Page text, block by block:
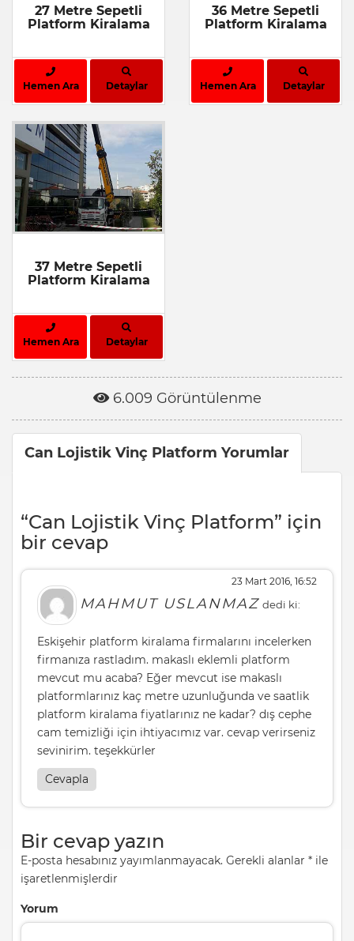
27 Metre Sepetli
Platform Kiralama
Hemen Ara Detaylar
36 Metre Sepetli
Platform Kiralama
Hemen Ara Detaylar
37 Metre Sepetli
Platform Kiralama
Hemen Ara Detaylar
6.009 Görüntülenme
Can Lojistik Vinç Platform Yorumlar
“Can Lojistik Vinç Platform” için
bir cevap
MAHMUT USLANMAZ dedi ki:
23 Mart 2016, 16:52
Eskişehir platform kiralama firmalarını incelerken
firmanıza rastladım. makaslı eklemli platform
mevcut mu acaba? Eğer mevcut ise makaslı
platformlarınız kaç metre uzunluğunda ve saatlik
platform kiralama fiyatlarınız ne kadar? dış cephe
cam temizliği için ihtiyacımız var. cevap verirseniz
sevinirim. teşekkürler
Cevapla
Bir cevap yazın
E-posta hesabınız yayımlanmayacak. Gerekli alanlar * ile
işaretlenmişlerdir
Yorum